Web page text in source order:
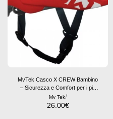
MvTek Casco X CREW Bambino
– Sicurezza e Comfort per i più
piccoli
Mv Tek/
26.00€